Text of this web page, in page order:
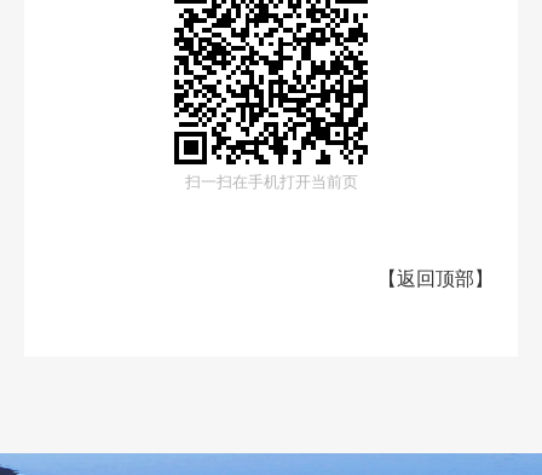
扫一扫在手机打开当前页
【返回顶部 】